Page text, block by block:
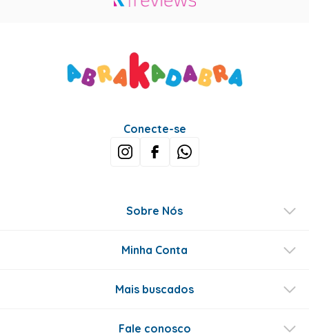
Conecte-se
Sobre Nós
Minha Conta
Mais buscados
Fale conosco